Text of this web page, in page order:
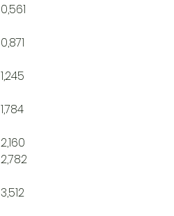
0,561
0,871
1,245
1,784
2,160
2,782
3,512